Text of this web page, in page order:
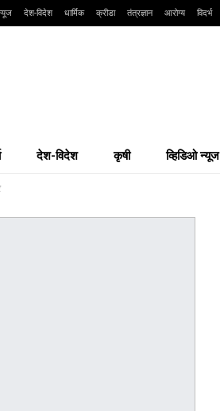
देश-विदेश धार्मिक क्रीडा तंत्रज्ञान आरोग्य विदर्भ
देश-विदेश कृषी व्हिडिओ न्यूज